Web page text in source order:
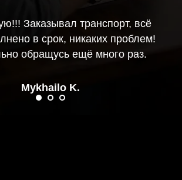
Заказывал транспорт, всё
в срок, никаких проблем!
обращусь ещё много раз.
Mykhailo K.